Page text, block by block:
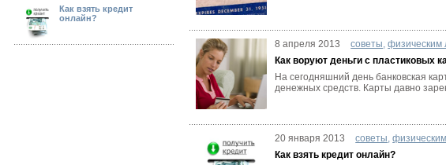
Как взять кредит
онлайн?
8 апреля 2013 советы,физическим
Как воруют деньги с пластиковых
На сегодняшний день банковская
денежных средств. Карты давно
20 января 2013 советы,
Как взять кредит онлайн?